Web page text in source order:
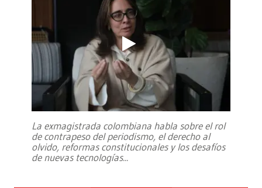
La exmagistrada colombiana habla sobre el rol
de contrapeso del periodismo, el derecho al
olvido, reformas constitucionales y los desafíos
de nuevas tecnologías...